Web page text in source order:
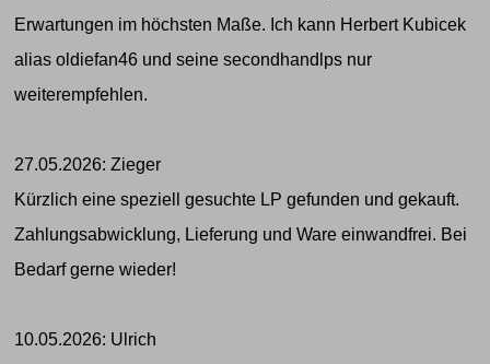
Erwartungen im höchsten Maße. Ich kann Herbert Kubicek
alias oldiefan46 und seine secondhandlps nur
weiterempfehlen.
27.05.2026: Zieger
Kürzlich eine speziell gesuchte LP gefunden und gekauft.
Zahlungsabwicklung, Lieferung und Ware einwandfrei. Bei
Bedarf gerne wieder!
10.05.2026: Ulrich